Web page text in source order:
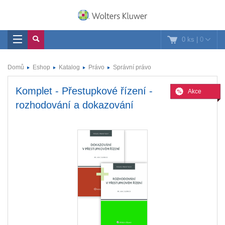
0 ks | 0
Domů Eshop Katalog Právo Správní právo
Akce
Komplet - Přestupkové řízení -
rozhodování a dokazování